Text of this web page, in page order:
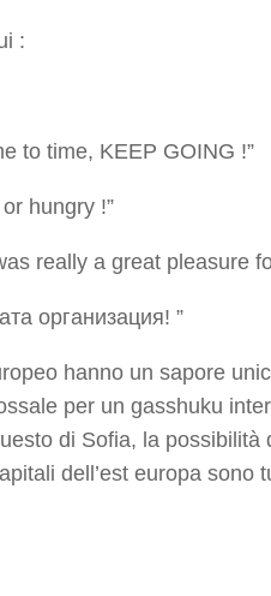
:
to time, KEEP GOING !”
hungry !”
really a great pleasure
организация! ”
hanno un sapore
per un gasshuku
di Sofia, la possibilità
dell’est europa sono